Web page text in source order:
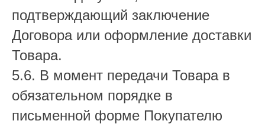
подтверждающий заключение
Договора или оформление доставки
Товара.
5.6. В момент передачи Товара в
обязательном порядке в
письменной форме Покупателю